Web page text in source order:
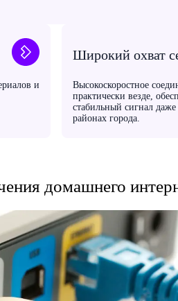
и
Широкий охват
Высокоскоростное
практически везде,
стабильный сигнал
районах города.
домашнего